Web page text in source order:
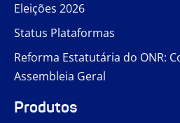
Eleições 2026
Status Plataformas
Reforma Estatutária do ONR:
Assembleia Geral
Produtos